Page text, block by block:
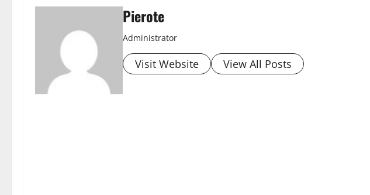
Pierote
Administrator
Visit Website View All Posts